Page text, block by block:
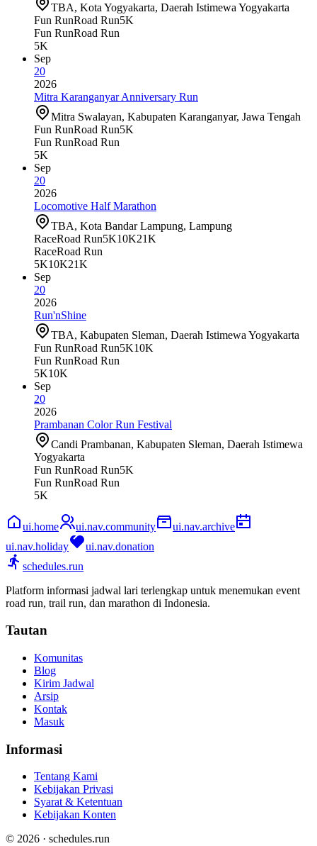
TBA, Kota Yogyakarta, Daerah Istimewa Yogyakarta
Fun RunRoad Run5K
Fun RunRoad Run
5K
Sep
20
2026
Mitra Karanganyar Anniversary Run
Mitra Swalayan, Kabupaten Karanganyar, Jawa Tengah
Fun RunRoad Run5K
Fun RunRoad Run
5K
Sep
20
2026
Locomotive Half Marathon
TBA, Kota Bandar Lampung, Lampung
RaceRoad Run5K10K21K
RaceRoad Run
5K10K21K
Sep
20
2026
Run'nShine
TBA, Kabupaten Sleman, Daerah Istimewa Yogyakarta
Fun RunRoad Run5K10K
Fun RunRoad Run
5K10K
Sep
20
2026
Prambanan Color Run Festival
Candi Prambanan, Kabupaten Sleman, Daerah Istimewa
Yogyakarta
Fun RunRoad Run5K
Fun RunRoad Run
5K
ui.home ui.nav.community
ui.nav.archive
ui.nav.holiday
ui.nav.donation
schedules.run
Platform informasi jadwal lari terlengkap untuk menemukan event
road run, trail run, dan marathon di Indonesia.
Tautan
Komunitas
Blog
Kirim Jadwal
Arsip
Kontak
Masuk
Informasi
Tentang Kami
Kebijakan Privasi
Syarat & Ketentuan
Kebijakan Konten
© 2026 · schedules.run